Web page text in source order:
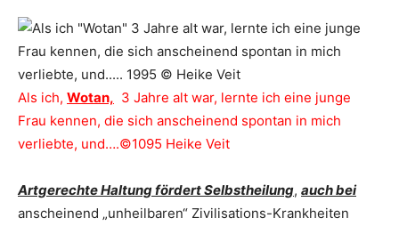
Als ich, Wotan, 3 Jahre alt war, lernte ich eine junge
Frau kennen, die sich anscheinend spontan in mich
verliebte, und….©1095 Heike Veit
Artgerechte Haltung fördert Selbstheilung, auch bei
anscheinend „unheilbaren“ Zivilisations-Krankheiten